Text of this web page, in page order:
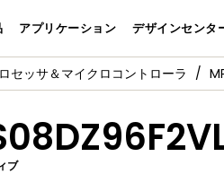
アプリケーション デザインセンタ
セッサ＆マイクロコントローラ
ブ